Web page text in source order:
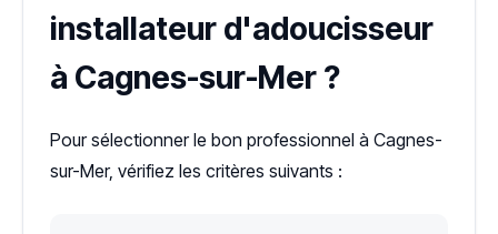
installateur d'adoucisseur
à Cagnes-sur-Mer ?
Pour sélectionner le bon professionnel à Cagnes-
sur-Mer, vérifiez les critères suivants :